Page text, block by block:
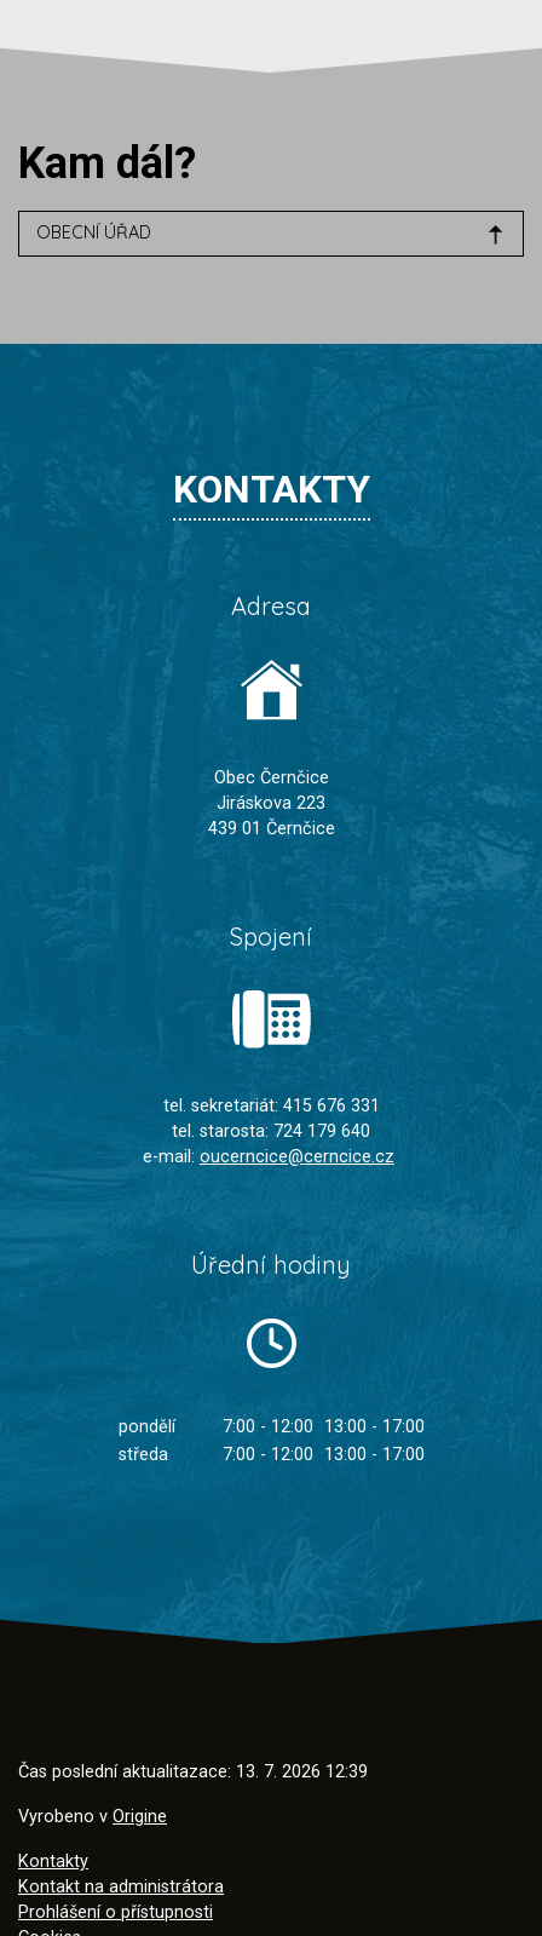
Kam dál?
OBECNÍ ÚŘAD
KONTAKTY
Adresa
Obec Černčice
Jiráskova 223
439 01 Černčice
Spojení
tel. sekretariát: 415 676 331
tel. starosta: 724 179 640
e-mail: oucerncice@cerncice.cz
Úřední hodiny
pondělí 7:00 - 12:00
13:00 - 17:00
středa
7:00 - 12:00 13:00 - 17:00
Čas poslední aktualitazace: 13. 7. 2026 12:39
Vyrobeno v Origine
Kontakty
Kontakt na administrátora
Prohlášení o přístupnosti